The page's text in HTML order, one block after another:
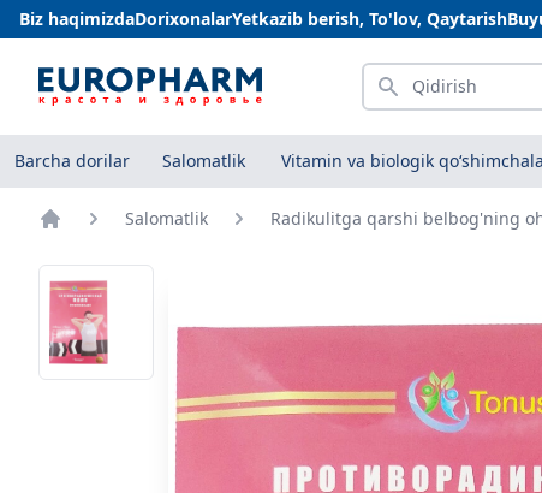
Biz haqimizdaDorixonalarYetkazib berish, To'lov, Qaytarish
Qidirish
Barcha dorilar Salomatlik Vitamin va biologik
Salomatlik Radikulitga qarshi belbog'ning